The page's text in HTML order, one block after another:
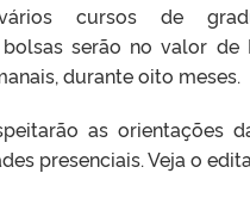
cursos de
bolsas serão no valor de
durante oito meses.
as orientações
presenciais. Veja o